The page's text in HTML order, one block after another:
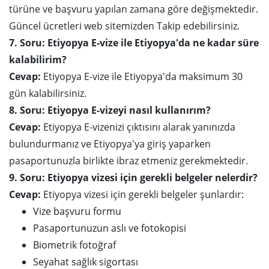
türüne ve başvuru yapılan zamana göre değişmektedir.
Güncel ücretleri web sitemizden Takip edebilirsiniz.
7. Soru: Etiyopya E-vize ile Etiyopya'da ne kadar süre
kalabilirim?
Cevap: Etiyopya E-vize ile Etiyopya'da maksimum 30
gün kalabilirsiniz.
8. Soru: Etiyopya E-vizeyi nasıl kullanırım?
Cevap: Etiyopya E-vizenizi çıktısını alarak yanınızda
bulundurmanız ve Etiyopya'ya giriş yaparken
pasaportunuzla birlikte ibraz etmeniz gerekmektedir.
9. Soru: Etiyopya vizesi için gerekli belgeler nelerdir?
Cevap: Etiyopya vizesi için gerekli belgeler şunlardır:
Vize başvuru formu
Pasaportunuzun aslı ve fotokopisi
Biometrik fotoğraf
Seyahat sağlık sigortası